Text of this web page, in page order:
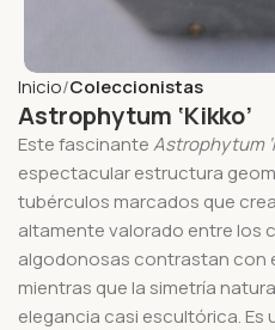
Inicio Coleccionistas
Astrophytum ‘Kikko’
Este fascinanteAstrophytum
espectacular estructura
tubérculos marcados que
altamente valorado entre los
algodonosas contrastan con
mientras que la simetría
elegancia casi escultórica. Es